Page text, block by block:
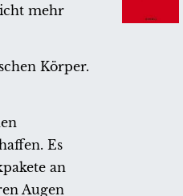
mehr
Körper.
Es
an
Augen